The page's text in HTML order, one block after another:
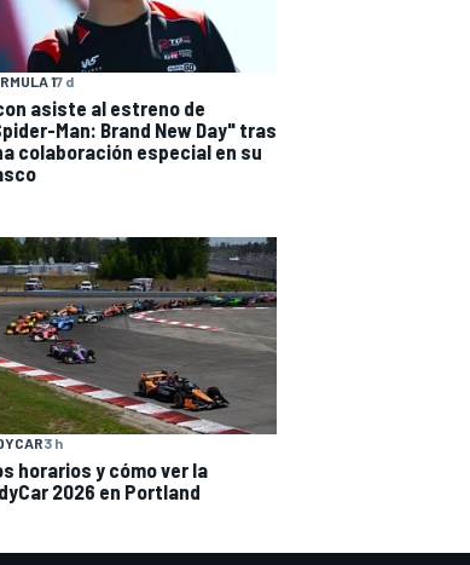
17 d
asiste al estreno de
Man: Brand New Day" tras
colaboración especial en su
3 h
horarios y cómo ver la
2026 en Portland